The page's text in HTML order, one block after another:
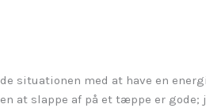
situationen med at have en
at slappe af på et tæppe er gode;